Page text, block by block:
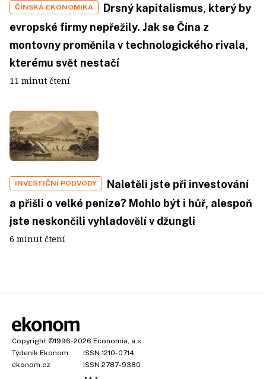
ČÍNSKÁ EKONOMIKA
Drsný kapitalismus, který by
evropské firmy nepřežily. Jak se Čína z
montovny proměnila v technologického rivala,
kterému svět nestačí
11 minut čtení
INVESTIČNÍ PODVODY
Naletěli jste při investování
a přišli o velké peníze? Mohlo být i hůř, alespoň
jste neskončili vyhladovělí v džungli
6 minut čtení
Copyright ©1996-2026 Economia, a.s.
Týdeník Ekonom
ISSN 1210-0714
ekonom.cz
ISSN 2787-9380